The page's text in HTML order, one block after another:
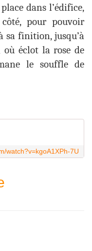
dans l’édifice,
pour pouvoir
sa finition, jusqu’à
où éclot la rose de
le souffle de
watch?v=kgoA1XPh-7U